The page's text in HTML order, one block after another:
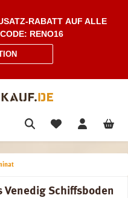
RABATT AUF ALLE
RENO16
Venedig Schiffsboden